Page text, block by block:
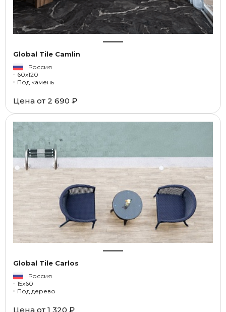
Global Tile Camlin
Россия
60x120
Под камень
Цена от 2 690 ₽
Global Tile Carlos
Россия
15x60
Под дерево
Цена от 1 320 ₽